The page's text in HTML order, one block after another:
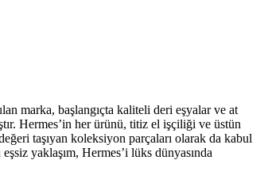
marka, başlangıçta kaliteli deri eşyalar ve at
Hermes’in her ürünü, titiz el işçiliği ve üstün
taşıyan koleksiyon parçaları olarak da kabul
yaklaşım, Hermes’i lüks dünyasında